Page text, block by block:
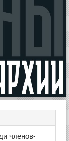
членов-